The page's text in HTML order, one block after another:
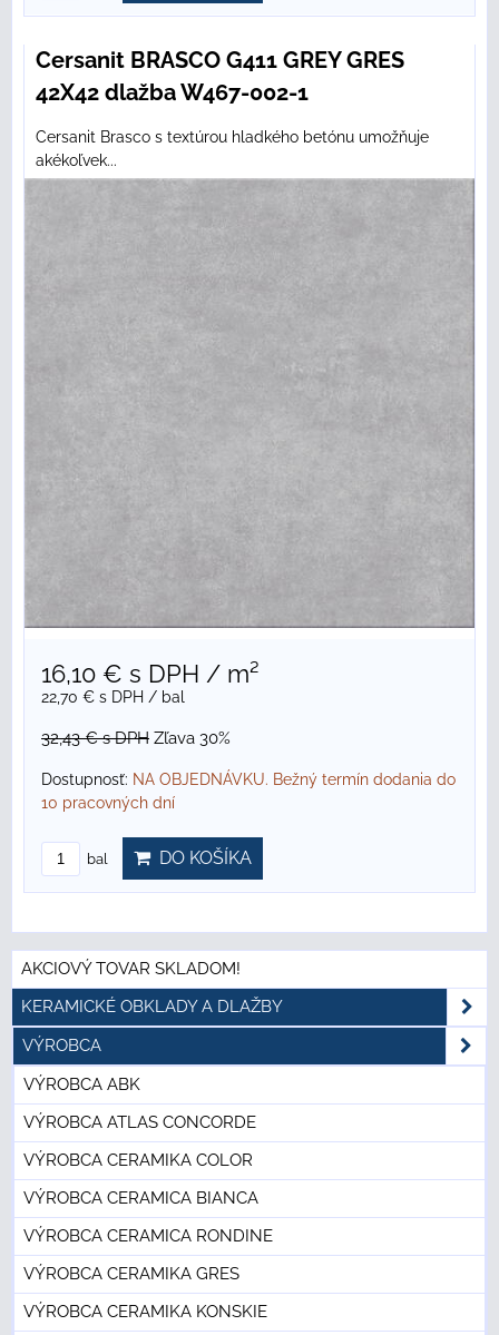
Cersanit BRASCO G411 GREY GRES
42X42 dlažba W467-002-1
Cersanit Brasco s textúrou hladkého betónu umožňuje
akékoľvek...
16,10 € s DPH / m²
22,70 € s DPH / bal
32,43 €s DPH Zľava 30%
Dostupnosť: NA OBJEDNÁVKU. Bežný termín dodania do
10 pracovných dní
bal DO KOŠÍKA
AKCIOVÝ TOVAR SKLADOM!
KERAMICKÉ OBKLADY A DLAŽBY
VÝROBCA
VÝROBCA ABK
VÝROBCA ATLAS CONCORDE
VÝROBCA CERAMIKA COLOR
VÝROBCA CERAMICA BIANCA
VÝROBCA CERAMICA RONDINE
VÝROBCA CERAMIKA GRES
VÝROBCA CERAMIKA KONSKIE